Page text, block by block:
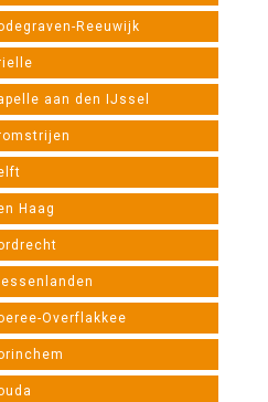
Reeuwijk
aan den IJssel
Haag
Overflakkee